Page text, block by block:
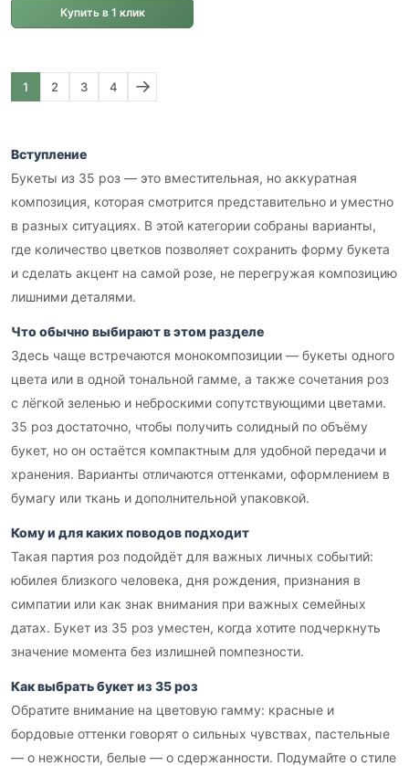
Купить в 1 клик
1 2 3 4
Вступление
Букеты из 35 роз — это вместительная, но аккуратная
композиция, которая смотрится представительно и уместно
в разных ситуациях. В этой категории собраны варианты,
где количество цветков позволяет сохранить форму букета
и сделать акцент на самой розе, не перегружая композицию
лишними деталями.
Что обычно выбирают в этом разделе
Здесь чаще встречаются монокомпозиции — букеты одного
цвета или в одной тональной гамме, а также сочетания роз
с лёгкой зеленью и неброскими сопутствующими цветами.
35 роз достаточно, чтобы получить солидный по объёму
букет, но он остаётся компактным для удобной передачи и
хранения. Варианты отличаются оттенками, оформлением в
бумагу или ткань и дополнительной упаковкой.
Кому и для каких поводов подходит
Такая партия роз подойдёт для важных личных событий:
юбилея близкого человека, дня рождения, признания в
симпатии или как знак внимания при важных семейных
датах. Букет из 35 роз уместен, когда хотите подчеркнуть
значение момента без излишней помпезности.
Как выбрать букет из 35 роз
Обратите внимание на цветовую гамму: красные и
бордовые оттенки говорят о сильных чувствах, пастельные
— о нежности, белые — о сдержанности. Подумайте о стиле